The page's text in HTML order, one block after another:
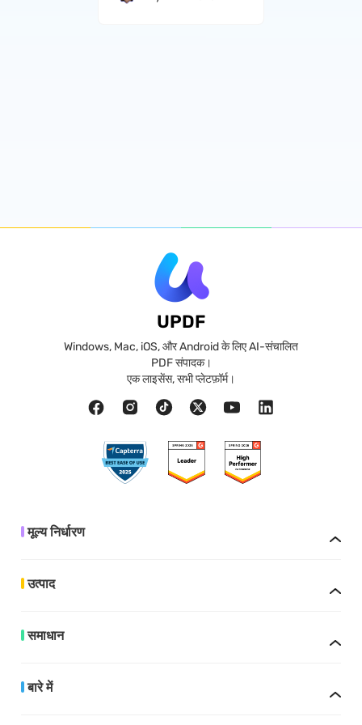
UPDF
Windows, Mac, iOS, और Android के लिए AI-संचालित
PDF संपादक।
एक लाइसेंस, सभी प्लेटफ़ॉर्म।
मूल्य निर्धारण
उत्पाद
समाधान
बारे में